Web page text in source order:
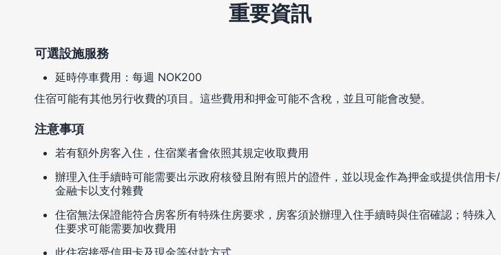
重要資訊
可選設施服務
延時停車費用：每週 NOK200
住宿可能有其他另行收費的項目。這些費用和押金可能不含稅，並且可能會改變。
注意事項
若有額外房客入住，住宿業者會依照其規定收取費用
辦理入住手續時可能需要出示政府核發且附有照片的證件，並以現金作為押金或提供信用卡/
金融卡以支付雜費
住宿無法保證能符合房客所有特殊住房要求，房客須於辦理入住手續時與住宿確認；特殊入
住要求可能需要加收費用